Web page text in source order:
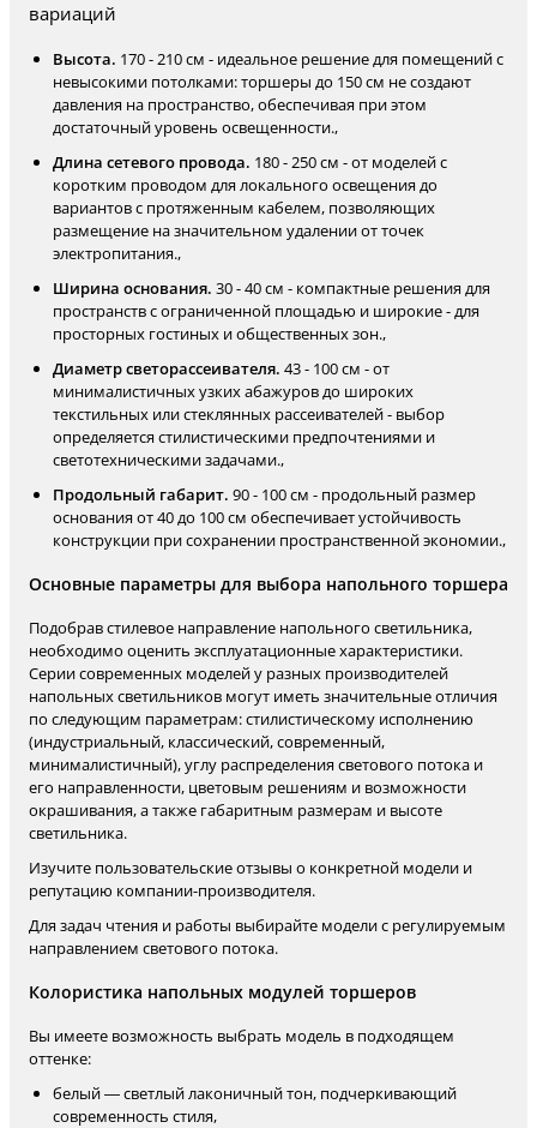
вариаций
Высота. 170 - 210 см - идеальное решение для помещений с
невысокими потолками: торшеры до 150 см не создают
давления на пространство, обеспечивая при этом
достаточный уровень освещенности.,
Длина сетевого провода. 180 - 250 см - от моделей с
коротким проводом для локального освещения до
вариантов с протяженным кабелем, позволяющих
размещение на значительном удалении от точек
электропитания.,
Ширина основания. 30 - 40 см - компактные решения для
пространств с ограниченной площадью и широкие - для
просторных гостиных и общественных зон.,
Диаметр светорассеивателя. 43 - 100 см - от
минималистичных узких абажуров до широких
текстильных или стеклянных рассеивателей - выбор
определяется стилистическими предпочтениями и
светотехническими задачами.,
Продольный габарит. 90 - 100 см - продольный размер
основания от 40 до 100 см обеспечивает устойчивость
конструкции при сохранении пространственной экономии.,
Основные параметры для выбора напольного торшера
Подобрав стилевое направление напольного светильника,
необходимо оценить эксплуатационные характеристики.
Серии современных моделей у разных производителей
напольных светильников могут иметь значительные отличия
по следующим параметрам: стилистическому исполнению
(индустриальный, классический, современный,
минималистичный), углу распределения светового потока и
его направленности, цветовым решениям и возможности
окрашивания, а также габаритным размерам и высоте
светильника.
Изучите пользовательские отзывы о конкретной модели и
репутацию компании-производителя.
Для задач чтения и работы выбирайте модели с регулируемым
направлением светового потока.
Колористика напольных модулей торшеров
Вы имеете возможность выбрать модель в подходящем
оттенке:
белый — светлый лаконичный тон, подчеркивающий
современность стиля,